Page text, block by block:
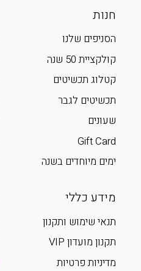
חנות
הסניפים שלנו
קולקציית 50 שנה
קטלוג תכשיטים
תכשיטים לגבר
שעונים
Gift Card
ימים מיוחדים בשנה
מידע כללי
תנאי שימוש ותקנון
תקנון מועדון VIP
מדיניות פרטיות